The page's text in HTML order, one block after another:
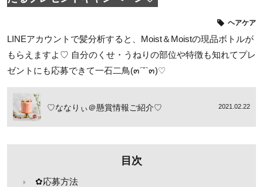
ヘアケア
LINEアカウントで髪分析すると、Moist＆Moistの現品ボトルが
もらえますよ♡ 自分のくせ・うねりの部位や特徴も知れてプレ
ゼントにも応募できて一石二鳥(๓´˘`๓)♡
♡ななりぃ＠懸賞情報ご紹介♡ 2021.02.22
目次
✿応募方法